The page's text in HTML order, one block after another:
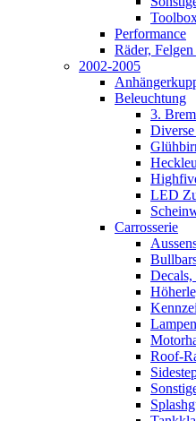
Performance
Räder,
2002-2005
Beleuchtung
3.
LED
Carrosserie
Roof-